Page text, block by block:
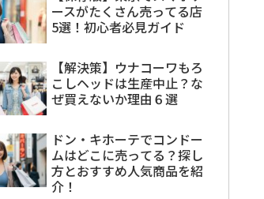
ースがたくさん売ってる店
5選！初心者必見ガイド
【解決策】ウナコーワもろ
こしヘッドは生産中止？な
ぜ買えないか理由６選
ドン・キホーテでコンドー
ムはどこに売ってる？探し
方とおすすめ人気商品を紹
介！